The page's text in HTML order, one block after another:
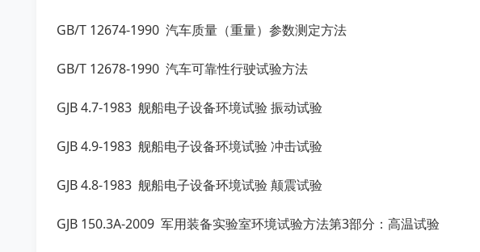
GB/T 12674-1990 汽车质量（重量）参数测定方法
GB/T 12678-1990 汽车可靠性行驶试验方法
GJB 4.7-1983 舰船电子设备环境试验 振动试验
GJB 4.9-1983 舰船电子设备环境试验 冲击试验
GJB 4.8-1983 舰船电子设备环境试验 颠震试验
GJB 150.3A-2009 军用装备实验室环境试验方法第3部分：高温试验